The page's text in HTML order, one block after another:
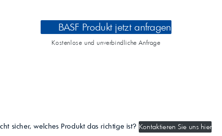
BASF Produkt jetzt anfragen
Kostenlose und unverbindliche Anfrage
sicher, welches Produkt das richtige ist? Kontaktieren Sie uns hier